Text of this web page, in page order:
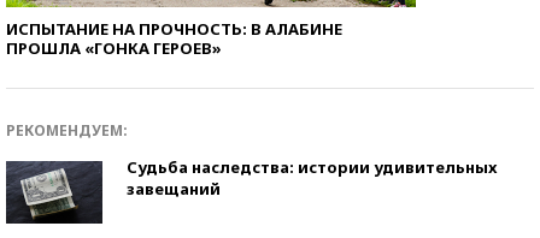
ИСПЫТАНИЕ НА ПРОЧНОСТЬ: В АЛАБИНЕ
ПРОШЛА «ГОНКА ГЕРОЕВ»
РЕКОМЕНДУЕМ:
Судьба наследства: истории удивительных
завещаний